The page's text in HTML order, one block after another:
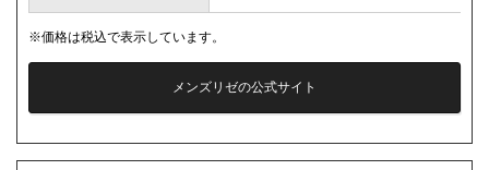
※価格は税込で表示しています。
メンズリゼの公式サイト